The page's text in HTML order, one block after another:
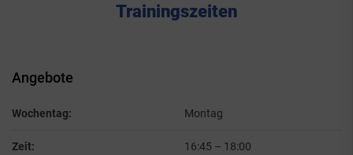
Trainingszeiten
Angebote
Wochentag: Montag
Zeit: 16:45 – 18:00